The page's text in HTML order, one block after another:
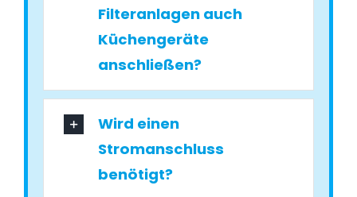
Filteranlagen auch
Küchengeräte
anschließen?
Wird einen
Stromanschluss
benötigt?